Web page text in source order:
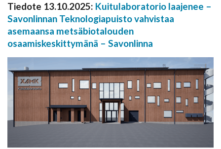
Tiedote 13.10.2025: Kuitulaboratorio laajenee –
Savonlinnan Teknologiapuisto vahvistaa
asemaansa metsäbiotalouden
osaamiskeskittymänä – Savonlinna